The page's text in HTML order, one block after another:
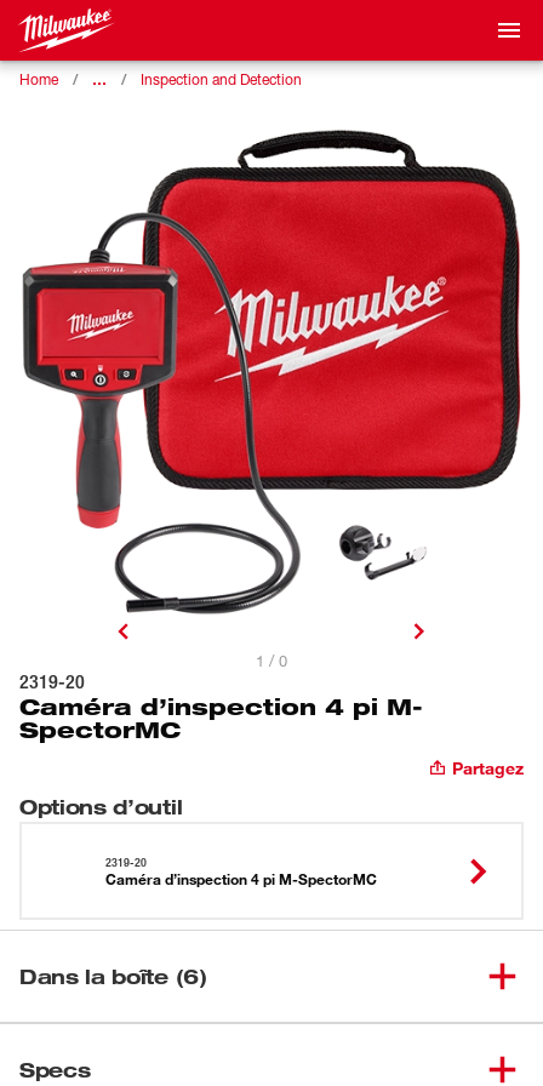
Home … Inspection and Detection
1 / 0
2319-20
Caméra d’inspection 4 pi M-
SpectorMC
Partagez
Options d’outil
2319-20
Caméra d’inspection 4 pi M-SpectorMC
Dans la boîte (6)
Specs